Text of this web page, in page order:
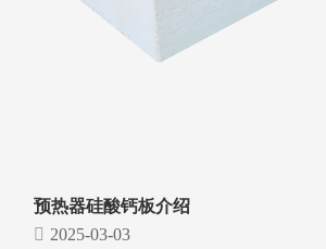
预热器硅酸钙板介绍
2025-03-03